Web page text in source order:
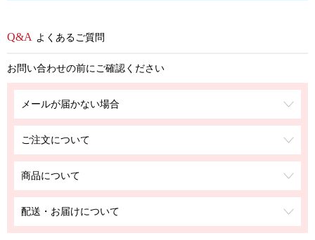
よくあるご質問
お問い合わせの前にご確認ください
メールが届かない場合
ご注文について
商品について
配送・お届けについて